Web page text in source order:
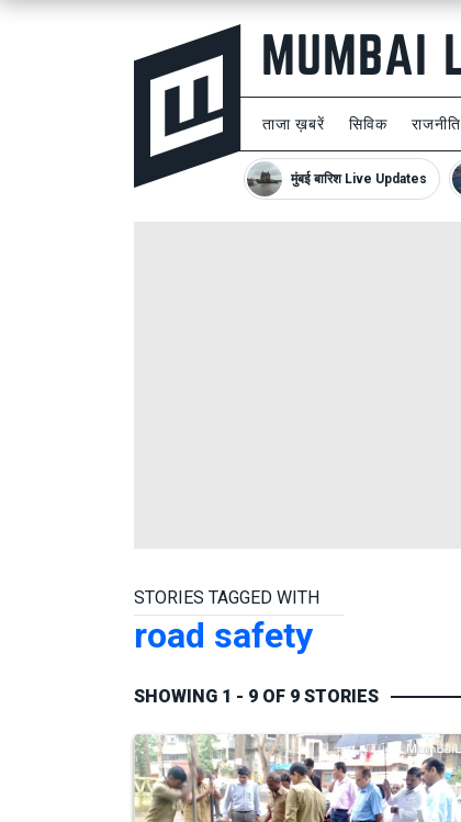
ताजा ख़बरें सिविक राजनीति
मुंबई बारिश Live Updates
STORIES TAGGED WITH
road safety
SHOWING 1 - 9 OF 9 STORIES